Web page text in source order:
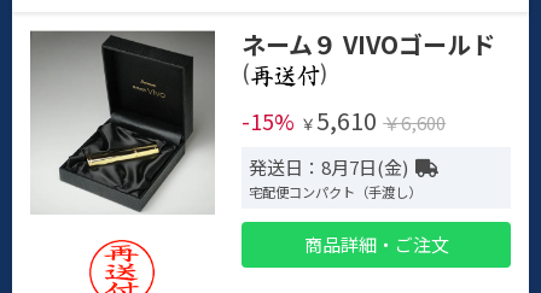
ネーム９ VIVOゴールド
(
)
-15% ￥ 5,610 ￥6,600
発送日：8月7日(金)
宅配便コンパクト（手渡し）
商品詳細・ご注文